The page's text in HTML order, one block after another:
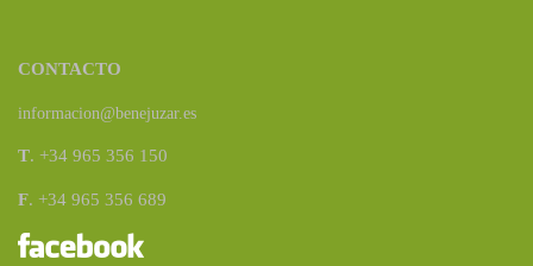
CONTACTO
informacion@benejuzar.es
T. +34 965 356 150
F. +34 965 356 689